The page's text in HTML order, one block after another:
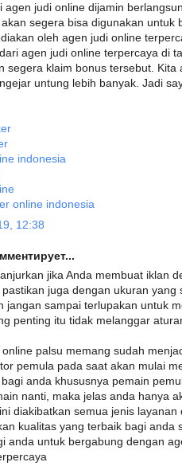
agen judi online dijamin
segera bisa digunakan
oleh agen judi online
agen judi online terpercaya di
segera klaim bonus tersebut.
untung lebih banyak. Jadi
indonesia
online indonesia
12:38
jika Anda membuat iklan
juga dengan ukuran
jangan sampai terlupakan untuk
penting itu tidak melanggar
palsu memang sudah
pemula pada saat akan mulai
anda khususnya pemain
nanti, maka jelas anda hanya
diakibatkan semua jenis
kualitas yang terbaik bagi
anda untuk bergabung dengan